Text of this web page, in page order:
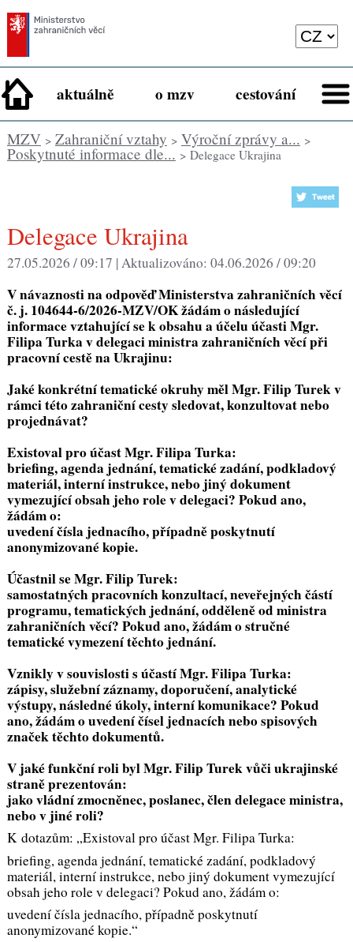
aktuálně o mzv cestování
MZV> Zahraniční vztahy > Výroční zprávy a... >
Poskytnuté informace dle... > Delegace Ukrajina
Delegace Ukrajina
27.05.2026 / 09:17 |Aktualizováno: 04.06.2026 / 09:20
V návaznosti na odpověď Ministerstva zahraničních věcí
č. j. 104644-6/2026-MZV/OK žádám o následující
informace vztahující se k obsahu a účelu účasti Mgr.
Filipa Turka v delegaci ministra zahraničních věcí při
pracovní cestě na Ukrajinu:
Jaké konkrétní tematické okruhy měl Mgr. Filip Turek v
rámci této zahraniční cesty sledovat, konzultovat nebo
projednávat?
Existoval pro účast Mgr. Filipa Turka:
briefing, agenda jednání, tematické zadání, podkladový
materiál, interní instrukce, nebo jiný dokument
vymezující obsah jeho role v delegaci? Pokud ano,
žádám o:
uvedení čísla jednacího, případně poskytnutí
anonymizované kopie.
Účastnil se Mgr. Filip Turek:
samostatných pracovních konzultací, neveřejných částí
programu, tematických jednání, odděleně od ministra
zahraničních věcí? Pokud ano, žádám o stručné
tematické vymezení těchto jednání.
Vznikly v souvislosti s účastí Mgr. Filipa Turka:
zápisy, služební záznamy, doporučení, analytické
výstupy, následné úkoly, interní komunikace? Pokud
ano, žádám o uvedení čísel jednacích nebo spisových
značek těchto dokumentů.
V jaké funkční roli byl Mgr. Filip Turek vůči ukrajinské
straně prezentován:
jako vládní zmocněnec, poslanec, člen delegace ministra,
nebo v jiné roli?
K dotazům: „Existoval pro účast Mgr. Filipa Turka:
briefing, agenda jednání, tematické zadání, podkladový
materiál, interní instrukce, nebo jiný dokument vymezující
obsah jeho role v delegaci? Pokud ano, žádám o:
uvedení čísla jednacího, případně poskytnutí
anonymizované kopie.“